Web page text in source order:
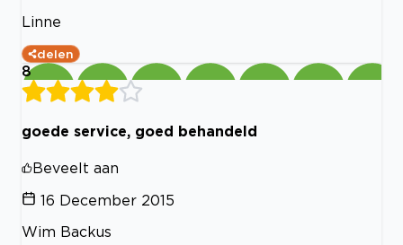
Linne
delen
8
goede service, goed behandeld
Beveelt aan
16 December 2015
Wim Backus